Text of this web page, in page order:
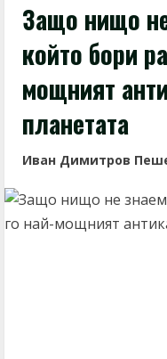
Защо нищо
който бори
мощният
планетата
Иван Димитров